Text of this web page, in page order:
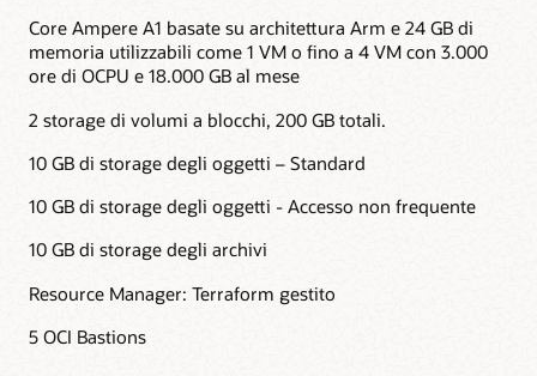
Core Ampere A1 basate su architettura Arm e 24 GB di
memoria utilizzabili come 1 VM o fino a 4 VM con 3.000
ore di OCPU e 18.000 GB al mese
2 storage di volumi a blocchi, 200 GB totali.
10 GB di storage degli oggetti – Standard
10 GB di storage degli oggetti - Accesso non frequente
10 GB di storage degli archivi
Resource Manager: Terraform gestito
5 OCI Bastions